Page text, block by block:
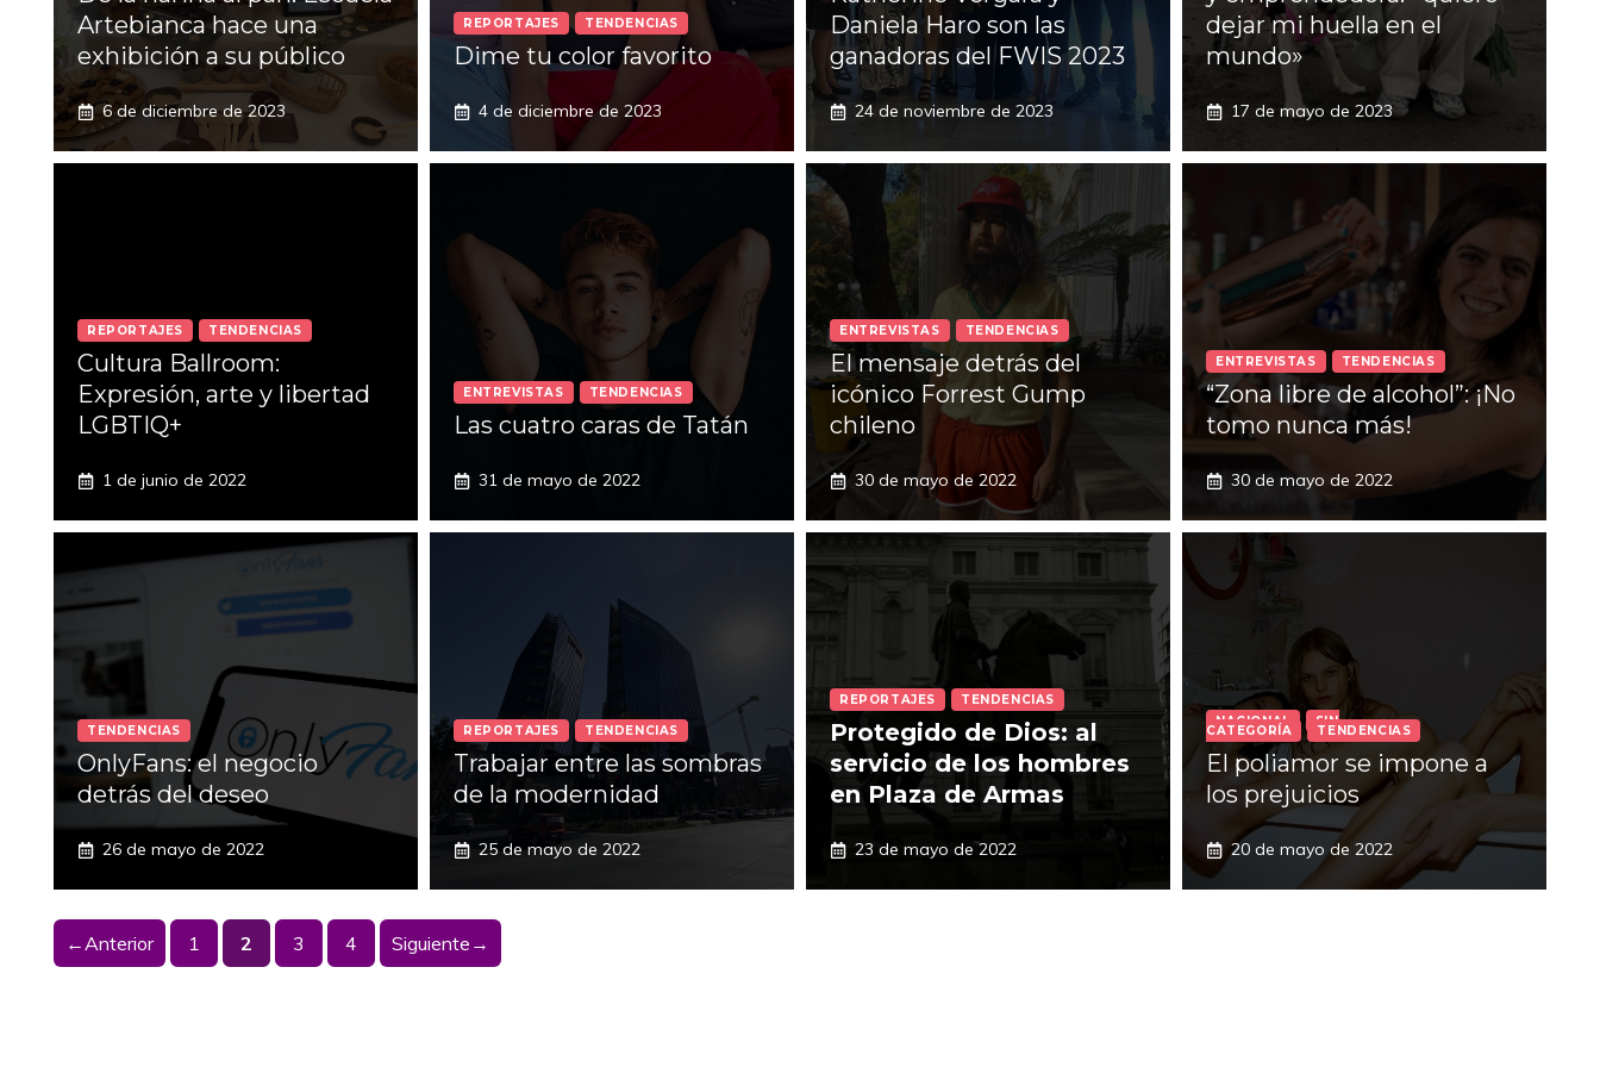
Artebianca hace una
exhibición a su público
6 de diciembre de 2023
REPORTAJES TENDENCIAS
Dime tu color favorito
4 de diciembre de 2023
Daniela Haro son las
ganadoras del FWIS 2023
24 de noviembre de 2023
dejar mi huella en el
mundo»
17 de mayo de 2023
REPORTAJES TENDENCIAS
Cultura Ballroom:
Expresión, arte y libertad
LGBTIQ+
1 de junio de 2022
ENTREVISTAS TENDENCIAS
Las cuatro caras de Tatán
31 de mayo de 2022
ENTREVISTAS TENDENCIAS
El mensaje detrás del
icónico Forrest Gump
chileno
30 de mayo de 2022
ENTREVISTAS TENDENCIAS
“Zona libre de alcohol”: ¡No
tomo nunca más!
30 de mayo de 2022
TENDENCIAS
OnlyFans: el negocio
detrás del deseo
26 de mayo de 2022
REPORTAJES TENDENCIAS
Trabajar entre las sombras
de la modernidad
25 de mayo de 2022
REPORTAJES TENDENCIAS
Protegido de Dios: al
servicio de los hombres
en Plaza de Armas
23 de mayo de 2022
NACIONAL SIN
CATEGORÍA TENDENCIAS
El poliamor se impone a
los prejuicios
20 de mayo de 2022
←Anterior Página
1 Página
2 Página
3 Página
4 Siguiente →